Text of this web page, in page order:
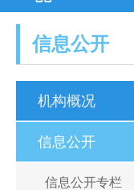
信息公开
机构概况
信息公开
信息公开专栏